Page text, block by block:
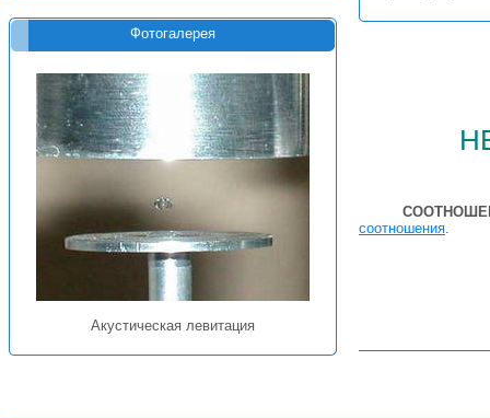
Фотогалерея
Акустическая левитация
соотношения.